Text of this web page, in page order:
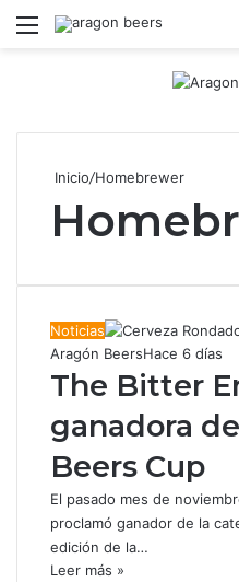
Menú
Inicio/Homebrewer
Noticias
Aragón BeersHace 6 días
The Bitter
ganadora
Beers Cup
El pasado mes de
proclamó ganador de la
edición de la…
Leer más »